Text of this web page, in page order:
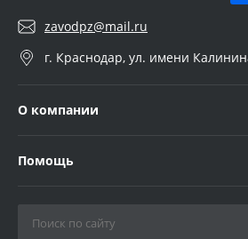
zavodpz@mail.ru
г. Краснодар, ул. имени
О компании
Помощь